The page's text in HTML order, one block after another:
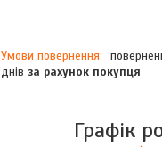
днів за рахунок покупця
Графік